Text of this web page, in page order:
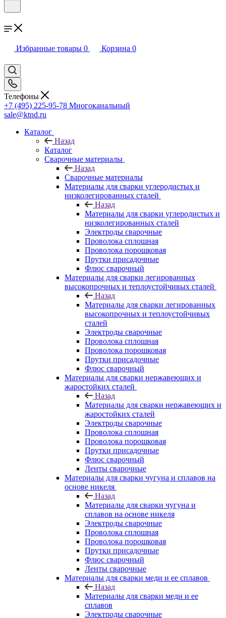
Избранные товары 0 Корзина 0
Телефоны
+7 (495) 225-95-78 Многоканальный
sale@ktnd.ru
Каталог
Назад
Каталог
Сварочные материалы
Назад
Сварочные материалы
Материалы для сварки углеродистых и
низколегированных сталей
Назад
Материалы для сварки углеродистых и
низколегированных сталей
Электроды сварочные
Проволока сплошная
Проволока порошковая
Прутки присадочные
Флюс сварочный
Материалы для сварки легированных
высокопрочных и теплоустойчивых сталей
Назад
Материалы для сварки легированных
высокопрочных и теплоустойчивых
сталей
Электроды сварочные
Проволока сплошная
Проволока порошковая
Прутки присадочные
Флюс сварочный
Материалы для сварки нержавеющих и
жаростойких сталей
Назад
Материалы для сварки нержавеющих и
жаростойких сталей
Электроды сварочные
Проволока сплошная
Проволока порошковая
Прутки присадочные
Флюс сварочный
Ленты сварочные
Материалы для сварки чугуна и сплавов на
основе никеля
Назад
Материалы для сварки чугуна и
сплавов на основе никеля
Электроды сварочные
Проволока сплошная
Проволока порошковая
Прутки присадочные
Флюс сварочный
Ленты сварочные
Материалы для сварки меди и ее сплавов
Назад
Материалы для сварки меди и ее
сплавов
Электроды сварочные